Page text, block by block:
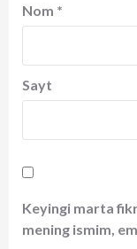
Nom *
Sayt
Keyingi marta
mening ismim,